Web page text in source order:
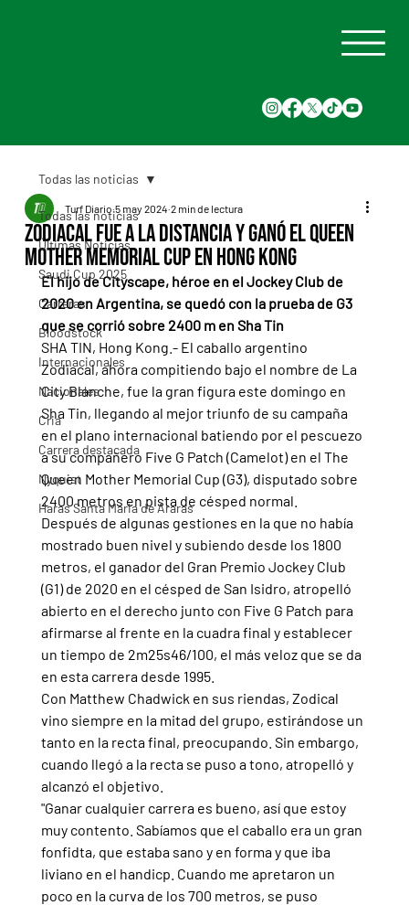
Todas las noticias
Últimas Noticias
Saudi Cup 2025
Carreras
Bloodstock
Internacionales
Nacionales
Cria
Carrera destacada
Nyquist
Haras Santa Maria de Araras
Todas las noticias
Zodiacal fue a la distancia y ganó el Queen
Mother Memorial Cup en Hong Kong
Turf Diario 5 may 2024 2 min de lectura
El hijo de Cityscape, héroe en el Jockey Club de
2020 en Argentina, se quedó con la prueba de G3
que se corrió sobre 2400 m en Sha Tin
SHA TIN, Hong Kong.- El caballo argentino
Zodiacal, ahora compitiendo bajo el nombre de La
City Blanche, fue la gran figura este domingo en
Sha Tin, llegando al mejor triunfo de su campaña
en el plano internacional batiendo por el pescuezo
a su compañero Five G Patch (Camelot) en el The
Queen Mother Memorial Cup (G3), disputado sobre
2400 metros en pista de césped normal.
Después de algunas gestiones en la que no había
mostrado buen nivel y subiendo desde los 1800
metros, el ganador del Gran Premio Jockey Club
(G1) de 2020 en el césped de San Isidro, atropelló
abierto en el derecho junto con Five G Patch para
afirmarse al frente en la cuadra final y establecer
un tiempo de 2m25s46/100, el más veloz que se da
en esta carrera desde 1995.
Con Matthew Chadwick en sus riendas, Zodical
vino siempre en la mitad del grupo, estirándose un
tanto en la recta final, preocupando. Sin embargo,
cuando llegó a la recta se puso a tono, atropelló y
alcanzó el objetivo.
"Ganar cualquier carrera es bueno, así que estoy
muy contento. Sabíamos que el caballo era un gran
fonfidta, que estaba sano y en forma y que iba
liviano en el handicp. Cuando me apretaron un
poco en la curva de los 700 metros, se puso